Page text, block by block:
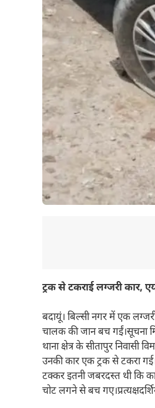
ट्रक से टकराई लग्जरी
बदायूं। बिल्सी नगर में एक
चालक की जान बच गईं।सूचना
थाना क्षेत्र के सीतापुर
उनकी कार एक ट्रक से टकरा
टक्कर इतनी जबरदस्त थी कि
चोट लगने से बच